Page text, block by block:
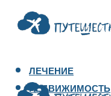
ЛЕЧЕНИЕ
НЕДВИЖИМОСТЬ